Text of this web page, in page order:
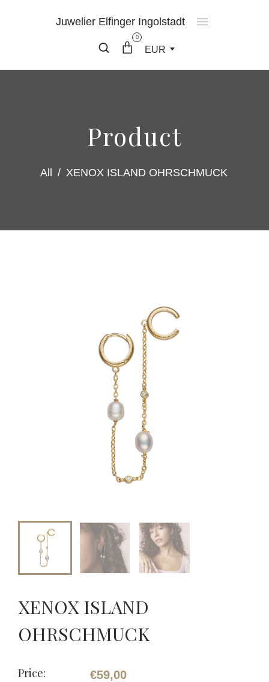
Juwelier Elfinger Ingolstadt
0
EUR
Product
All / XENOX ISLAND OHRSCHMUCK
XENOX ISLAND
OHRSCHMUCK
Price: €59,00